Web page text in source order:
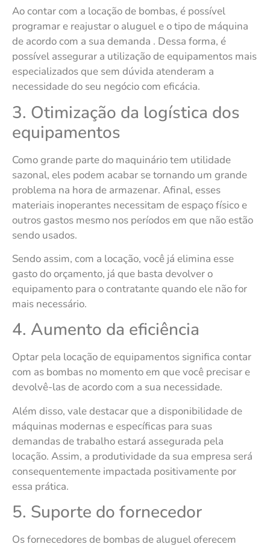
Ao contar com a locação de bombas, é possível
programar e reajustar o aluguel e o tipo de máquina
de acordo com a sua demanda . Dessa forma, é
possível assegurar a utilização de equipamentos mais
especializados que sem dúvida atenderam a
necessidade do seu negócio com eficácia.
3. Otimização da logística dos
equipamentos
Como grande parte do maquinário tem utilidade
sazonal, eles podem acabar se tornando um grande
problema na hora de armazenar. Afinal, esses
materiais inoperantes necessitam de espaço físico e
outros gastos mesmo nos períodos em que não estão
sendo usados.
Sendo assim, com a locação, você já elimina esse
gasto do orçamento, já que basta devolver o
equipamento para o contratante quando ele não for
mais necessário.
4. Aumento da eficiência
Optar pela locação de equipamentos significa contar
com as bombas no momento em que você precisar e
devolvê-las de acordo com a sua necessidade.
Além disso, vale destacar que a disponibilidade de
máquinas modernas e específicas para suas
demandas de trabalho estará assegurada pela
locação. Assim, a produtividade da sua empresa será
consequentemente impactada positivamente por
essa prática.
5. Suporte do fornecedor
Os fornecedores de bombas de aluguel oferecem